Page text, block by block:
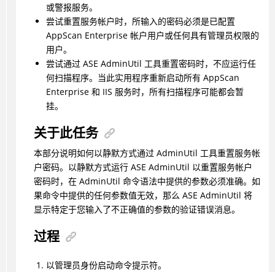
或警报服务。
尝试重置服务帐户时，所输入的密码必须是已配置
AppScan Enterprise 帐户用户或任何具有管理员权限的
用户。
尝试通过 ASE AdminUtil 工具重置密码时，不应运行任
何扫描程序。当此实用程序重新启动所有 AppScan
Enterprise 和 IIS 服务时，所有扫描程序可能都会暂
挂。
关于此任务
本部分说明如何以静默方式通过 AdminUtil 工具重置服务帐
户密码。以静默方式运行 ASE AdminUtil 以重置服务帐户
密码时，在 AdminUtil 命令语法中提供的参数必须准确。如
果命令中提供的任何参数值无效，那么 ASE AdminUtil 将
显示特定于您输入了不正确值的参数的验证错误消息。
过程
以管理员身份启动命令提示符。